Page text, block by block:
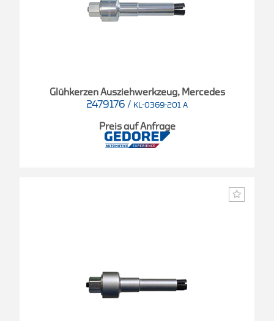
Glühkerzen Ausziehwerkzeug, Mercedes
2479176 / KL-0369-201 A
Preis auf Anfrage